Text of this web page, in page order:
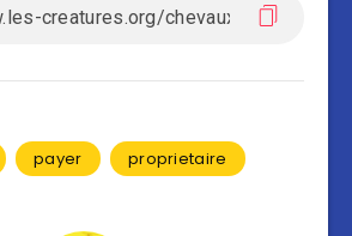
payer proprietaire